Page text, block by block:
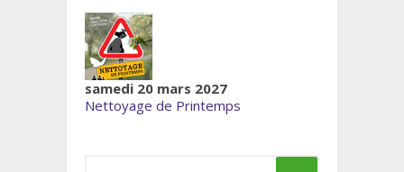
samedi 20 mars 2027
Nettoyage de Printemps